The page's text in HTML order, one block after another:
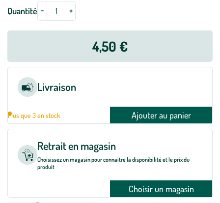
Quantité - +
4,50 €
Livraison
Plus que 3 en stock Ajouter au panier
Retrait en magasin
Choisissez un magasin pour connaître la disponibilité et le prix du
produit
Choisir un magasin